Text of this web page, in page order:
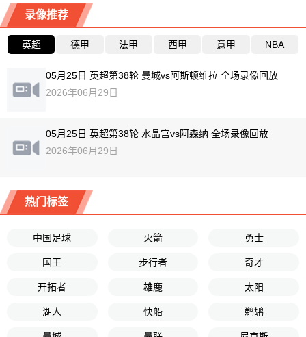
录像推荐
英超 德甲 法甲 西甲 意甲 NBA
05月25日 英超第38轮 曼城vs阿斯顿维拉 全场录像回放
2026年06月29日
05月25日 英超第38轮 水晶宫vs阿森纳 全场录像回放
2026年06月29日
热门标签
中国足球 火箭 勇士
国王 步行者 奇才
开拓者 雄鹿 太阳
湖人 快船 鹈鹕